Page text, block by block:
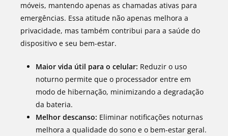
móveis, mantendo apenas as chamadas ativas para
emergências. Essa atitude não apenas melhora a
privacidade, mas também contribui para a saúde do
dispositivo e seu bem-estar.
Maior vida útil para o celular: Reduzir o uso
noturno permite que o processador entre em
modo de hibernação, minimizando a degradação
da bateria.
Melhor descanso: Eliminar notificações noturnas
melhora a qualidade do sono e o bem-estar geral.